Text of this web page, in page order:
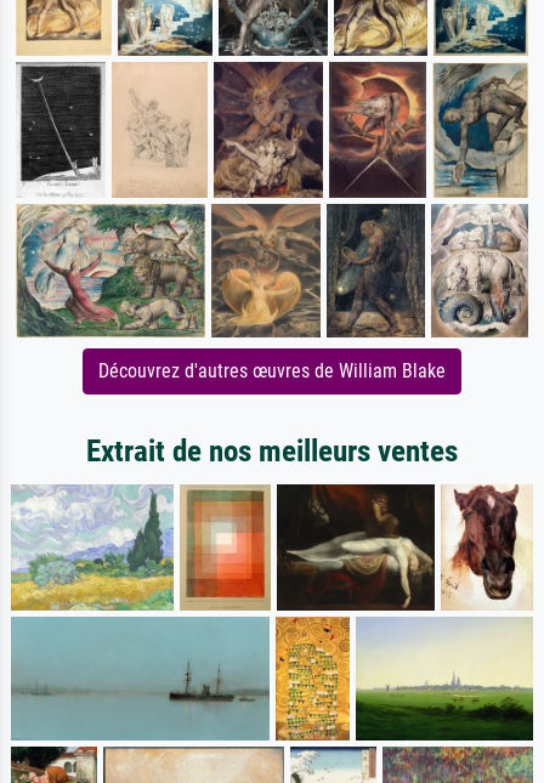
Découvrez d'autres œuvres de William Blake
Extrait de nos meilleurs ventes